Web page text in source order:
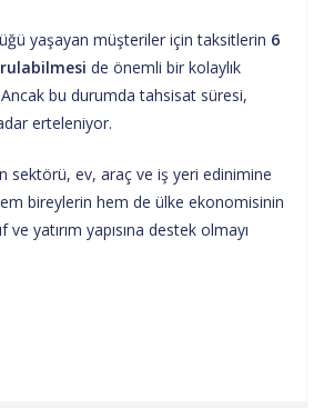
yaşayan müşteriler için taksitlerin 6
de önemli bir kolaylık
Ancak bu durumda tahsisat süresi,
erteleniyor.
sektörü, ev, araç ve iş yeri edinimine
bireylerin hem de ülke ekonomisinin
yatırım yapısına destek olmayı